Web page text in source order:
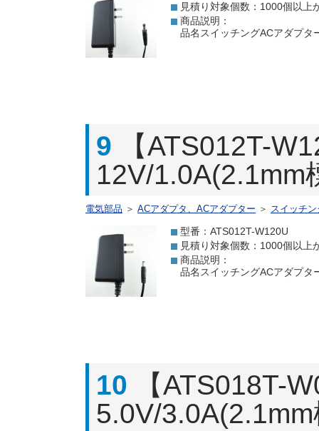
見積り対象個数：1000個以上
商品説明：
品名スイッチングACアダプタ
9
【ATS012T-
12V/1.0A(2.1mm
電気部品 ＞ ACアダプタ、ACアダプター ＞ スイッチ
型番：ATS012T-W120U
見積り対象個数：1000個以上
商品説明：
品名スイッチングACアダプタ
10
【ATS018T-
5.0V/